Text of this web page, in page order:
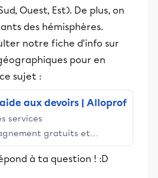
Ouest, Est). De plus, on
des hémisphères.
notre fiche d'info sur
pour en
sujet :
aux devoirs | Alloprof
services
gratuits et
Alloprof engage les élèves
dans la réussite
à ta question ! :D